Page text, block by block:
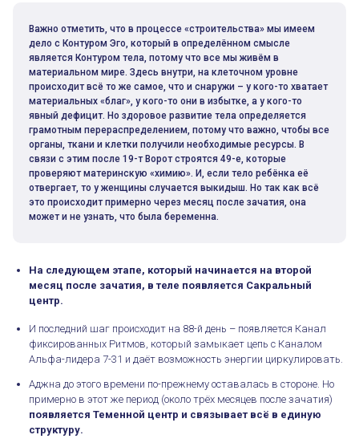
Важно отметить, что в процессе «строительства» мы имеем
дело с Контуром Эго, который в определённом смысле
является Контуром тела, потому что все мы живём в
материальном мире. Здесь внутри, на клеточном уровне
происходит всё то же самое, что и снаружи – у кого-то хватает
материальных «благ», у кого-то они в избытке, а у кого-то
явный дефицит. Но здоровое развитие тела определяется
грамотным перераспределением, потому что важно, чтобы все
органы, ткани и клетки получили необходимые ресурсы. В
связи с этим после 19-т Ворот строятся 49-е, которые
проверяют материнскую «химию». И, если тело ребёнка её
отвергает, то у женщины случается выкидыш. Но так как всё
это происходит примерно через месяц после зачатия, она
может и не узнать, что была беременна.
На следующем этапе, который начинается на второй
месяц после зачатия, в теле появляется Сакральный
центр.
И последний шаг происходит на 88-й день – появляется Канал
фиксированных Ритмов, который замыкает цепь с Каналом
Альфа-лидера 7-31 и даёт возможность энергии циркулировать.
Аджна до этого времени по-прежнему оставалась в стороне. Но
примерно в этот же период (около трёх месяцев после зачатия)
появляется Теменной центр и связывает всё в единую
структуру.